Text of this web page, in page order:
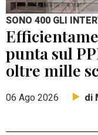
SONO 400 GLI
punta sul
oltre mille
06 Ago 2026 di